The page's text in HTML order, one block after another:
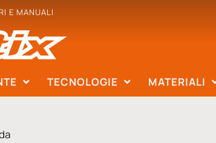
E MANUALI
TECNOLOGIE MATERIALI